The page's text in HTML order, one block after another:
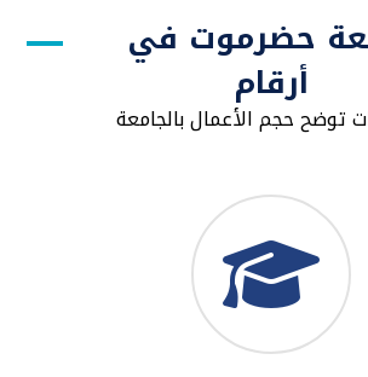
حضرموت في
أرقام
توضح حجم الأعمال بالجامعة